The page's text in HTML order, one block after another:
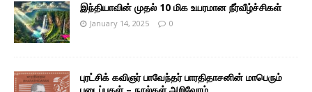
இந்தியாவின் முதல் 10 மிக உயரமான நீர்வீழ்ச்சிகள்
January 14, 2025 0
புரட்சிக் கவிஞர் பாவேந்தர் பாரதிதாசனின் மாபெரும்